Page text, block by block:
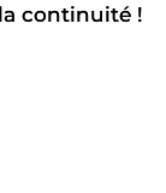
continuité !